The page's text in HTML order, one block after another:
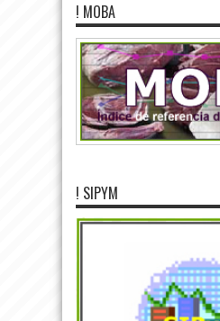
! MOBA
! SIPYM